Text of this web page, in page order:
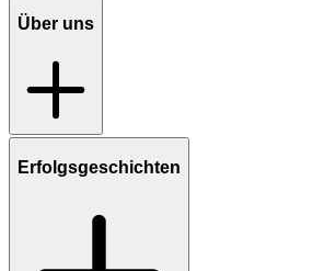
Über uns
Erfolgsgeschichten